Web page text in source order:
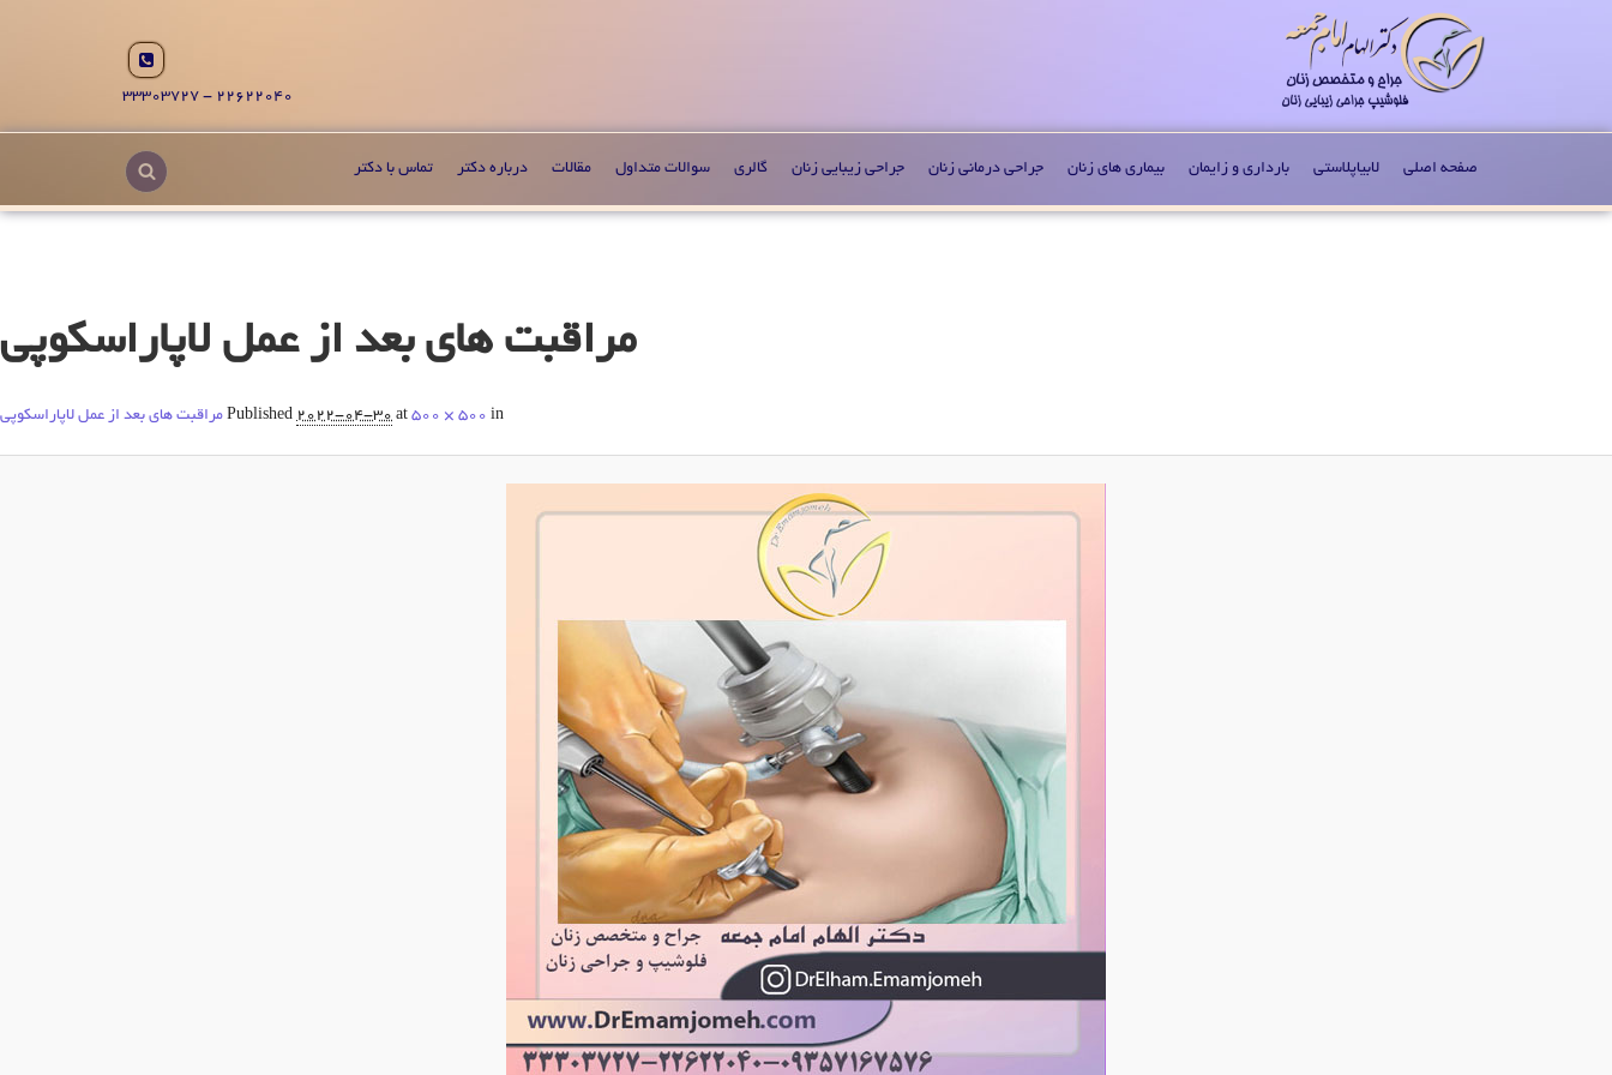
22622040 - 33303727
صفحه اصلی لابیاپلاستی بارداری و زایمان بیماری های زنان جراحی درمانی زنان جراحی زیبایی زنان گالری سوالات متداول مقالات درباره دکتر تماس با دکتر
مراقبت های بعد از عمل لاپاراسکوپی
Published 2022-04-30 at 500 × 500 in مراقبت های بعد از عمل لاپاراسکوپی